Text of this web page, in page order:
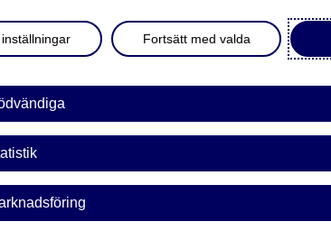
Corporate Netbank
Nordea Corporate
Våra sidor – kundinformation
Företagets Dokument/Signera digitalt
GiroLink
Nordea Bokföring
till gröna bolån
kommer du, utöver din befintliga rabatt, få
du på samtliga bostadslån med bostaden som
ändra dina bolån till gröna bolån. Fastighetens
påBoverkets hemsida .
Fortsätt med valda